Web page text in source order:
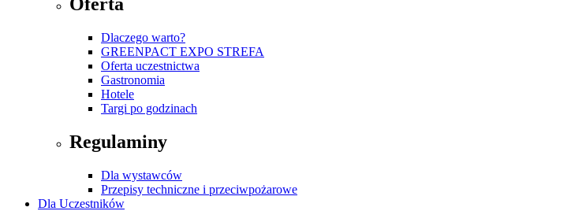
Dlaczego warto?
GREENPACT EXPO STREFA
Oferta uczestnictwa
Gastronomia
Hotele
Targi po godzinach
Regulaminy
Dla wystawców
Przepisy techniczne i przeciwpożarowe
Dla Uczestników